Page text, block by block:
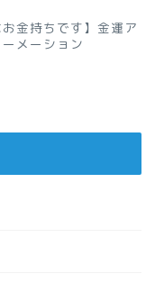
お金持ちです】金運ア
メーション